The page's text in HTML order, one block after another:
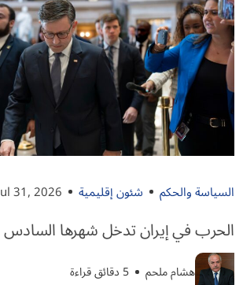
السياسة والحكم شئون إقليمية 31, 2026
الحرب في إيران تدخل شهرها السادس
هشام ملحم 5 دقائق قراءة